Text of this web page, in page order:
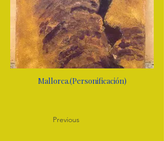
Mallorca.(Personificación)
Previous